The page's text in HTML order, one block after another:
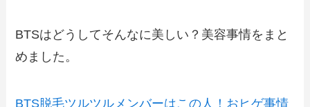
BTSはどうしてそんなに美しい？美容事情をまと
めました。
BTS脱毛ツルツルメンバーはこの人！おヒゲ事情